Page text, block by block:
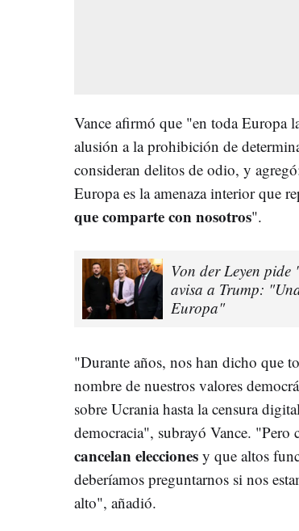
Vance afirmó que "en toda Europa
alusión a la prohibición de
consideran delitos de odio, y
Europa es la amenaza interior que
que comparte con nosotros".
Von der Leyen
avisa a Trump:
Europa"
"Durante años, nos han dicho que
nombre de nuestros valores
sobre Ucrania hasta la censura
democracia", subrayó Vance. "Pero
cancelan elecciones y que altos
deberíamos preguntarnos si nos
alto", añadió.